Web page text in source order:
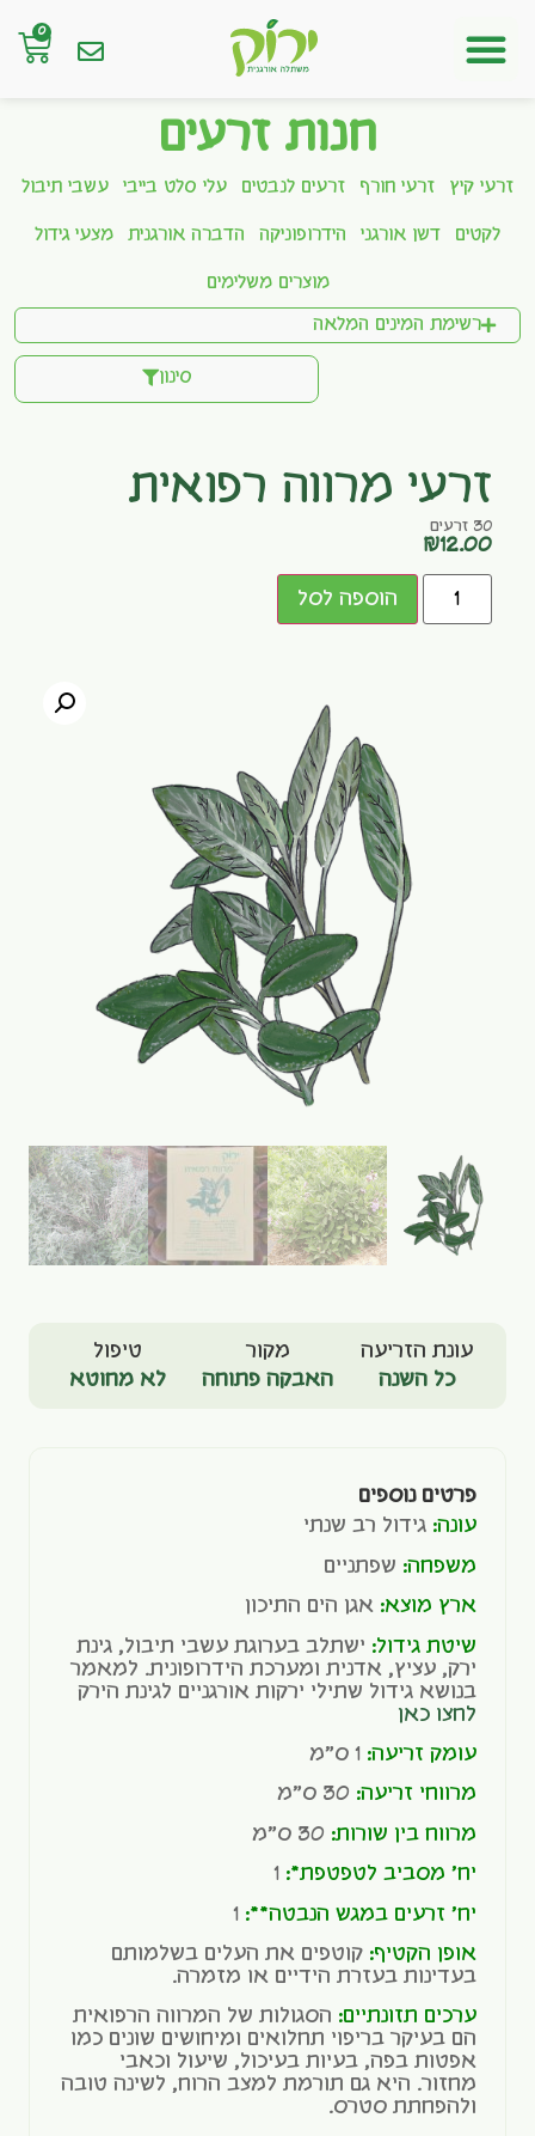
0
חנות זרעים
זרעי קיץ זרעי חורף זרעים לנבטים עלי סלט בייבי עשבי תיבול
לקטים דשן אורגני הידרופוניקה הדברה אורגנית מצעי גידול
מוצרים משלימים
רשימת המינים המלאה
סינון
זרעי מרווה רפואית
30 זרעים
₪12.00
הוספה לסל
עונת הזריעה
כל השנה
מקור
האבקה פתוחה
טיפול
לא מחוטא
פרטים נוספים
עונה: גידול רב שנתי
משפחה: שפתניים
ארץ מוצא: אגן הים התיכון
שיטת גידול: ישתלב בערוגת עשבי תיבול, גינת
ירק, עציץ, אדנית ומערכת הידרופונית. למאמר
בנושא גידול שתילי ירקות אורגניים לגינת הירק
לחצו כאן
עומק זריעה:
מרווחי זריעה:
מרווח בין שורות:
יח' מסביב לטפטפת*: 1
יח' זרעים במגש הנבטה**:
אופן הקטיף: קוטפים את העלים בשלמותם
בעדינות בעזרת הידיים או מזמרה.
ערכים תזונתיים: הסגולות של המרווה הרפואית
הם בעיקר בריפוי תחלואים ומיחושים שונים כמו
אפטות בפה, בעיות בעיכול, שיעול וכאבי
מחזור. היא גם תורמת למצב הרוח, לשינה טובה
ולהפחתת סטרס.